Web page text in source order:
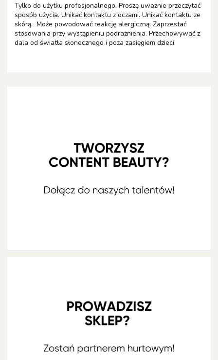
Tylko do użytku profesjonalnego. Proszę uważnie przeczytać
sposób użycia. Unikać kontaktu z oczami. Unikać kontaktu ze
skórą. Może powodować reakcję alergiczną. Zaprzestać
stosowania przy wystąpieniu podrażnienia. Przechowywać z
dala od światła słonecznego i poza zasięgiem dzieci.